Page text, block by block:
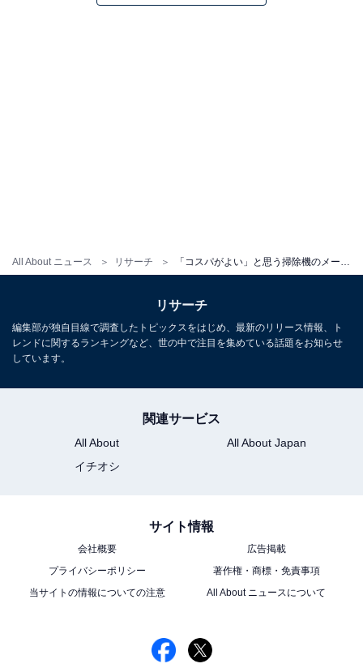
All About ニュース リサーチ
こちらもおすすめ
「高い掃除機」「安い掃除機」は何が違う？
「高いから良い」とは限らない？ 【家電のプロ
が解説】
1
リサーチ
編集部が独自目線で調査したトピックスをはじめ、最新のリリース情報、ト
レンドに関するランキングなど、世の中で注目を集めている話題をお知らせ
しています。
関連サービス
All About
All About Japan
イチオシ
サイト情報
会社概要
広告掲載
プライバシーポリシー
著作権・商標・免責事項
当サイトの情報についての注意
All About ニュースについて